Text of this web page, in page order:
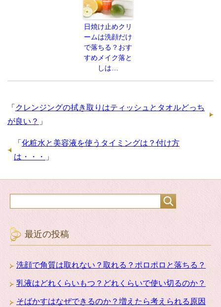
日焼け止めクリ
ームは洗顔だけ
で落ちる？おす
すめメイク落と
しは…
「 クレンジングの拭き取りはティッシュとタオルどっち
が良い？ 」
「 化粧水と美容液を使うタイミングは？付け方
は・・・
」
最近の投稿
洗顔で角質は取れない？取れる？ポロポロと落ちる？
乳液はどれくらいもつ？どれくらいで使い切るのか？
そばかすはなぜできるのか？増えたら考えられる原因